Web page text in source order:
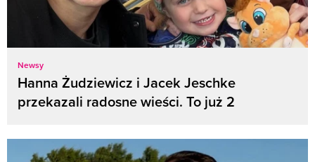
Newsy
Hanna Żudziewicz i Jacek Jeschke
przekazali radosne wieści. To już 2